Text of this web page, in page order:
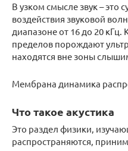
В узком смысле звук – это
воздействия звуковой
диапазоне от 16 до 20
пределов порождают
находятся вне зоны
Мембрана динамика
Что такое акустика
Это раздел физики,
распространяются,